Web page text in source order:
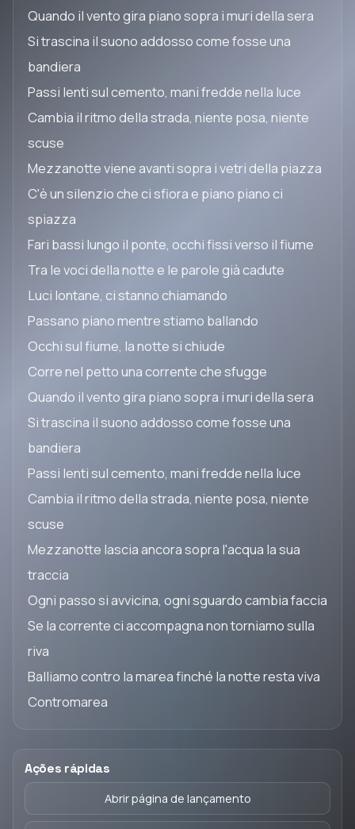
Ações rápidas
Abrir página de lançamento
Quando il vento gira piano sopra i muri della sera
Si trascina il suono addosso come fosse una
bandiera
Passi lenti sul cemento, mani fredde nella luce
Cambia il ritmo della strada, niente posa, niente
scuse
Mezzanotte viene avanti sopra i vetri della piazza
C'è un silenzio che ci sfiora e piano piano ci
spiazza
Fari bassi lungo il ponte, occhi fissi verso il fiume
Tra le voci della notte e le parole già cadute
Luci lontane, ci stanno chiamando
Passano piano mentre stiamo ballando
Occhi sul fiume, la notte si chiude
Corre nel petto una corrente che sfugge
Quando il vento gira piano sopra i muri della sera
Si trascina il suono addosso come fosse una
bandiera
Passi lenti sul cemento, mani fredde nella luce
Cambia il ritmo della strada, niente posa, niente
scuse
Mezzanotte lascia ancora sopra l'acqua la sua
traccia
Ogni passo si avvicina, ogni sguardo cambia faccia
Se la corrente ci accompagna non torniamo sulla
riva
Balliamo contro la marea finché la notte resta viva
Contromarea